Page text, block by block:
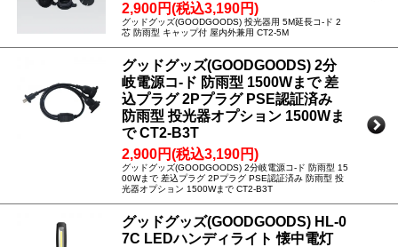
2,900円(税込3,190円)
グッドグッズ(GOODGOODS) 投光器用 5M延長コ-ド 2
芯 防雨型 キャップ付 屋内外兼用 CT2-5M
グッドグッズ(GOODGOODS) 2分
岐電源コ-ド 防雨型 1500Wまで 差
込プラグ 2Pプラグ PSE認証済み
防雨型 投光器オプション 1500Wま
で CT2-B3T
2,900円(税込3,190円)
グッドグッズ(GOODGOODS) 2分岐電源コ-ド 防雨型 15
00Wまで 差込プラグ 2Pプラグ PSE認証済み 防雨型 投
光器オプション 1500Wまで CT2-B3T
グッドグッズ(GOODGOODS) HL-0
7C LEDハンディライト 懐中電灯